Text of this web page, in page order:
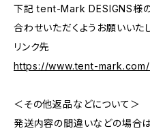
下記 tent-Mark DESIGNS様
合わせいただくようお願いいた
リンク先
https://www.tent-
＜その他返品などについて＞
発送内容の間違いなどの場合